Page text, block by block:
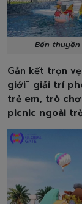
Bến
Gắn kết trọn
giới” giải trí
trẻ em, trò
picnic ngoài